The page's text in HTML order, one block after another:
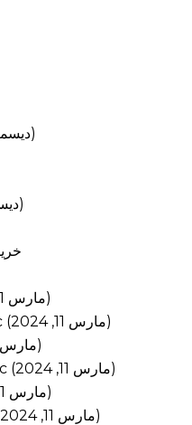
(ديسمبر 14, 2025)
(ديسمبر 14, 2025)
(مارس 11, 2024)
(مارس 11, 2024)
(مارس 11, 2024)
(مارس 11, 2024)
(مارس 11, 2024)
(مارس 11, 2024)